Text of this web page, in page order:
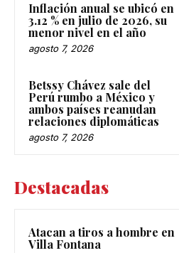
Inflación anual se ubicó en
3.12 % en julio de 2026, su
menor nivel en el año
agosto 7, 2026
Betssy Chávez sale del
Perú rumbo a México y
ambos países reanudan
relaciones diplomáticas
agosto 7, 2026
Destacadas
Atacan a tiros a hombre en
Villa Fontana